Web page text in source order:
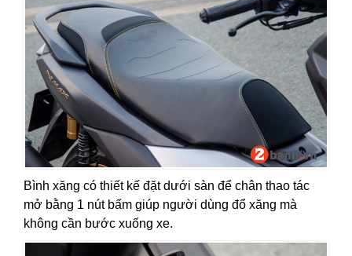
Bình xăng có thiết kế đặt dưới sàn để chân thao tác
mở bằng 1 nút bấm giúp người dùng đổ xăng mà
không cần bước xuống xe.